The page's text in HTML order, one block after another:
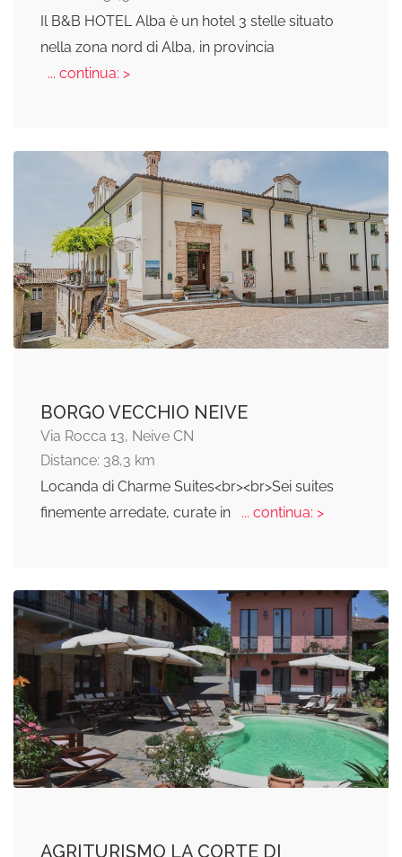
Il B&B HOTEL Alba è un hotel 3 stelle situato
nella zona nord di Alba, in provincia
... continua: >
BORGO VECCHIO NEIVE
Via Rocca 13, Neive CN
Distance: 38,3 km
Locanda di Charme Suites<br><br>Sei suites
finemente arredate, curate in
... continua: >
AGRITURISMO LA CORTE DI